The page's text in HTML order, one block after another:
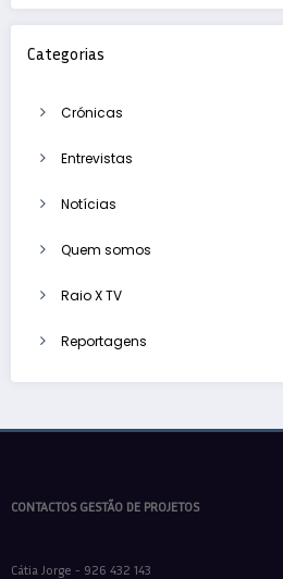
Categorias
Crónicas
Entrevistas
Notícias
Quem somos
Raio X TV
Reportagens
CONTACTOS GESTÃO DE PROJETOS
Cátia Jorge - 926 432 143